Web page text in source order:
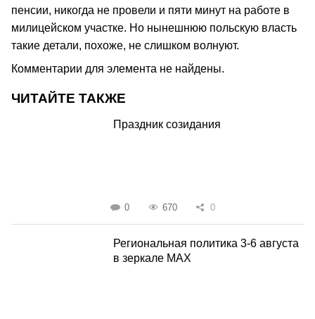
пенсии, никогда не провели и пяти минут на работе в
милицейском участке. Но нынешнюю польскую власть
такие детали, похоже, не слишком волнуют.
Комментарии для элемента не найдены.
ЧИТАЙТЕ ТАКЖЕ
Праздник созидания
0 670 0
Региональная политика 3-6 августа
в зеркале MAX